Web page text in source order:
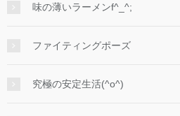
味の薄いラーメンf^_^;
ファイティングポーズ
究極の安定生活(^o^)